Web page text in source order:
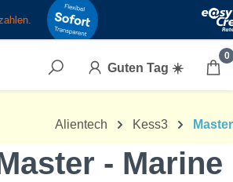
Guten Tag ☀️
0
Alientech Kess3 Master
- Marine